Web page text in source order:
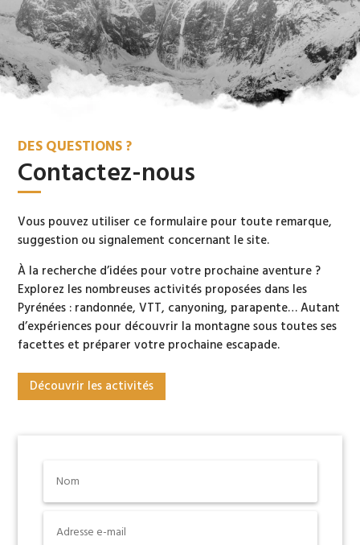
DES QUESTIONS ?
Contactez-nous
Vous pouvez utiliser ce formulaire pour toute remarque,
suggestion ou signalement concernant le site.
À la recherche d’idées pour votre prochaine aventure ?
Explorez les nombreuses activités proposées dans les
Pyrénées : randonnée, VTT, canyoning, parapente… Autant
d’expériences pour découvrir la montagne sous toutes ses
facettes et préparer votre prochaine escapade.
Découvrir les activités